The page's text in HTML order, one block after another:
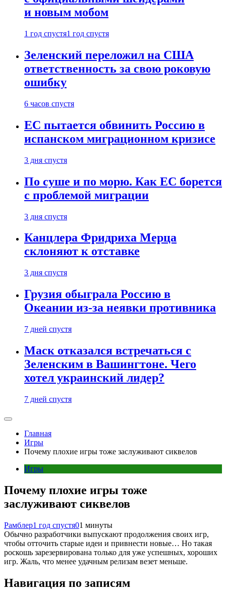
и новым мобом
1 год спустя1 год спустя
Зеленский переложил на США
ответственность за свою роковую
ошибку
6 часов спустя
ЕС пытается обвинить Россию в
испанском миграционном кризисе
3 дня спустя
По суше и по морю. Как ЕС борется
с проблемой миграции
3 дня спустя
Канцлера Фридриха Мерца
склоняют к отставке
3 дня спустя
Грузия обыграла Россию в
Океании из-за неявки противника
7 дней спустя
Маск отказался встречаться с
Зеленским в Вашингтоне. Чего
хотел украинский лидер?
7 дней спустя
Главная
Игры
Почему плохие игры тоже заслуживают сиквелов
Игры
Почему плохие игры тоже
заслуживают сиквелов
Рамблер1 год спустя01 минуты
Обычно разработчики выпускают продолжения своих игр,
чтобы отточить старые идеи и привнести новые… Но такая
роскошь зарезервирована только для уже успешных, хороших
игр. Жаль, что менее удачным релизам везет меньше.
Навигация по записям